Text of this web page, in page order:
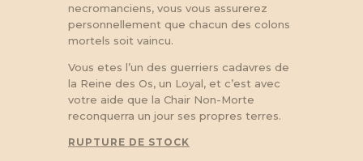
necromanciens, vous vous assurerez
personnellement que chacun des colons
mortels soit vaincu.
Vous etes l’un des guerriers cadavres de
la Reine des Os, un Loyal, et c’est avec
votre aide que la Chair Non-Morte
reconquerra un jour ses propres terres.
RUPTURE DE STOCK